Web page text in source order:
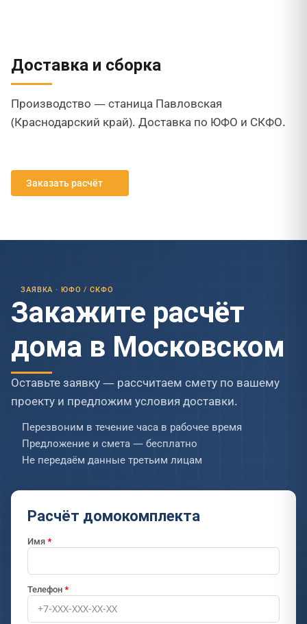
Доставка и сборка
Производство — станица Павловская
(Краснодарский край). Доставка по ЮФО и СКФО.
Заказать расчёт
ЗАЯВКА · ЮФО / СКФО
Закажите расчёт
дома в Московском
Оставьте заявку — рассчитаем смету по вашему
проекту и предложим условия доставки.
Перезвоним в течение часа в рабочее время
Предложение и смета — бесплатно
Не передаём данные третьим лицам
Расчёт домокомплекта
Имя
Телефон